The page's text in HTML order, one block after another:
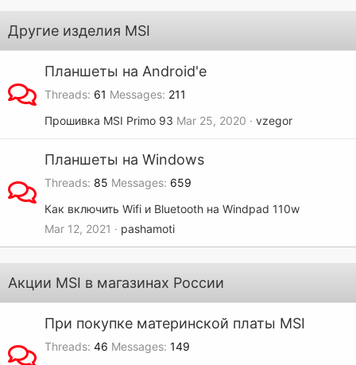
Другие изделия MSI
Планшеты на Android'e
Threads 61 Messages 211
Прошивка MSI Primo 93 Mar 25, 2020 vzegor
Планшеты на Windows
Threads 85 Messages 659
Как включить Wifi и Bluetooth на Windpad 110w
Mar 12, 2021
pashamoti
Акции MSI в магазинах России
При покупке материнской платы MSI
Threads 46 Messages 149